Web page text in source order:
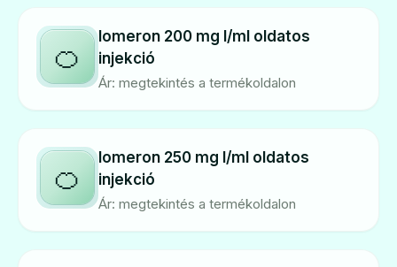
🍊
Iomeron 200 mg I/ml oldatos
injekció
Ár: megtekintés a termékoldalon
🍊
Iomeron 250 mg I/ml oldatos
injekció
Ár: megtekintés a termékoldalon